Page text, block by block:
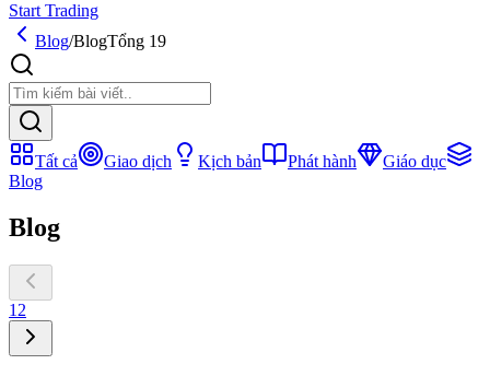
Start Trading
Blog/BlogTổng 19
Tất cả Giao dịch Kịch bản Phát hành
Giáo dục
Blog
Blog
1 2